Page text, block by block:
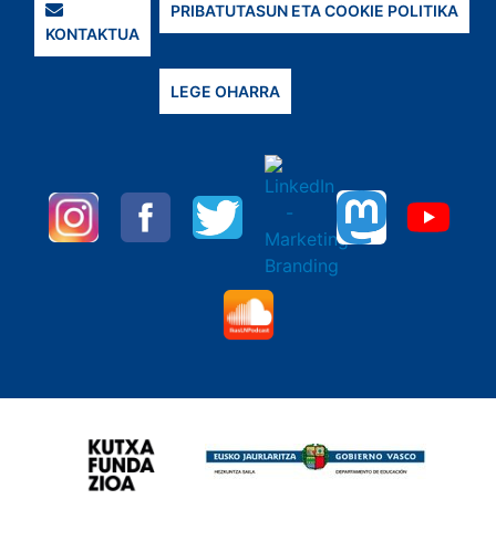
KONTAKTUA
PRIBATUTASUN ETA COOKIE POLITIKA
LEGE OHARRA